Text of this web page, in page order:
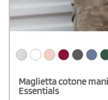
Maglietta cotone
Essentials